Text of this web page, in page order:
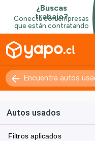
Autos usados
Filtros aplicados